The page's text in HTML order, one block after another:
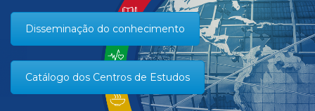
Disseminação do conhecimento
Catálogo dos Centros de Estudos